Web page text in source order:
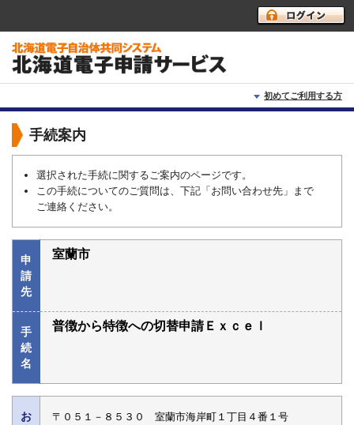
初めてご利用する方
初めて利用する方へ
利用上の注意
よくあるご質問
手続案内
選択された手続に関するご案内のページです。
この手続についてのご質問は、下記「お問い合わせ先」まで
ご連絡ください。
申
請
先
室蘭市
手
続
名
普徴から特徴への切替申請Ｅｘｃｅｌ
お
〒０５１－８５３０ 室蘭市海岸町１丁目４番１号